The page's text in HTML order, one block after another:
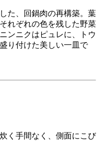
た、回鍋肉の再構築。葉
れぞれの色を残した野菜
ンニクはピュレに、トウ
り付けた美しい一皿で
く手間なく、側面にこび